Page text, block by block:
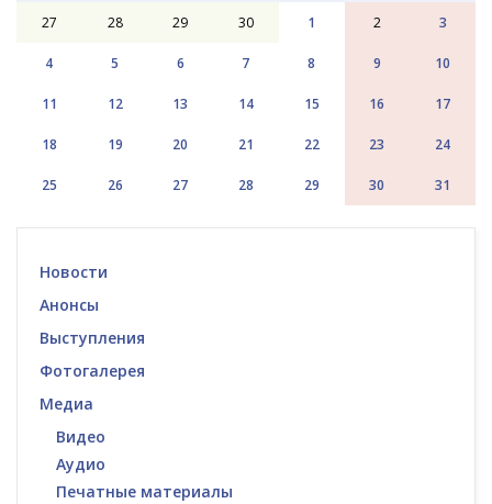
27 28 29 30 1 2 3
4 5 6 7 8 9 10
11 12 13 14 15 16 17
18 19 20 21 22 23 24
25 26 27 28 29 30 31
Новости
Анонсы
Выступления
Фотогалерея
Медиа
Видео
Аудио
Печатные материалы